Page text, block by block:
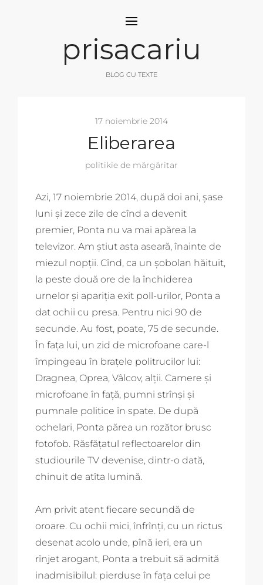
prisacariu
BLOG CU TEXTE
17 noiembrie 2014
Eliberarea
politikie de mărgăritar
Azi, 17 noiembrie 2014, după doi ani, șase
luni și zece zile de cînd a devenit
premier, Ponta nu va mai apărea la
televizor. Am știut asta aseară, înainte de
miezul nopții. Cînd, ca un șobolan hăituit,
la peste două ore de la închiderea
urnelor și apariția exit poll-urilor, Ponta a
dat ochii cu presa. Pentru nici 90 de
secunde. Au fost, poate, 75 de secunde.
În fața lui, un zid de microfoane care-l
împingeau în brațele politrucilor lui:
Dragnea, Oprea, Vâlcov, alții. Camere și
microfoane în față, pumni strînși și
pumnale politice în spate. De după
ochelari, Ponta părea un rozător brusc
fotofob. Răsfățatul reflectoarelor din
studiourile TV devenise, dintr-o dată,
chinuit de atîta lumină.
Am privit atent fiecare secundă de
oroare. Cu ochii mici, înfrînți, cu un rictus
desenat acolo unde, pînă ieri, era un
rînjet arogant, Ponta a trebuit să admită
inadmisibilul: pierduse în fața celui pe